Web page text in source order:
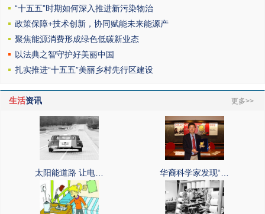
“十五五”时期如何深入推进新污染物治
政策保障+技术创新，协同赋能未来能源产
聚焦能源消费形成绿色低碳新业态
以法典之智守护好美丽中国
扎实推进“十五五”美丽乡村先行区建设
生活资讯 更多>>
太阳能道路 让电… 华裔科学家发现“…